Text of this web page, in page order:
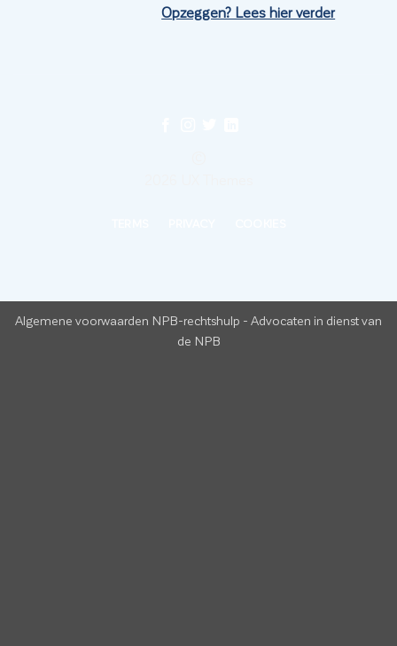
Opzeggen? Lees hier verder
Algemene voorwaarden NPB-rechtshulp - Advocaten in dienst van
de NPB